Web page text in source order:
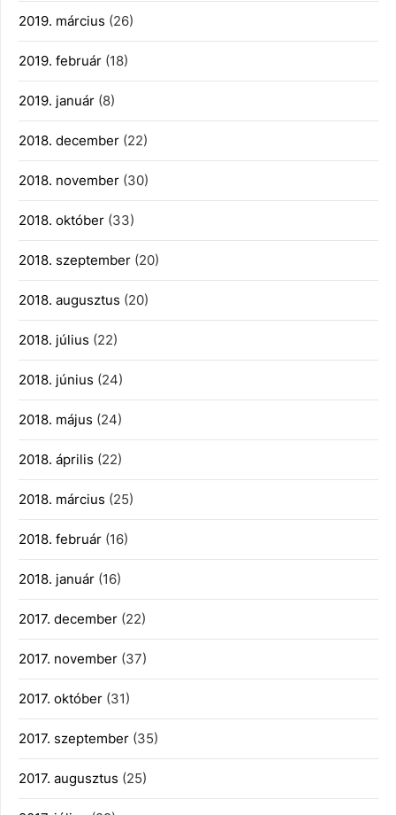
2019. március (26)
2019. február (18)
2019. január (8)
2018. december (22)
2018. november (30)
2018. október (33)
2018. szeptember (20)
2018. augusztus (20)
2018. július (22)
2018. június (24)
2018. május (24)
2018. április (22)
2018. március (25)
2018. február (16)
2018. január (16)
2017. december (22)
2017. november (37)
2017. október (31)
2017. szeptember (35)
2017. augusztus (25)